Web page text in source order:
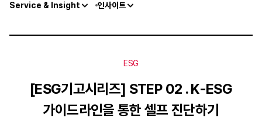
Service & Insight 인사이트
ESG
[ESG기고시리즈] STEP 02 . K-ESG
가이드라인을 통한 셀프 진단하기